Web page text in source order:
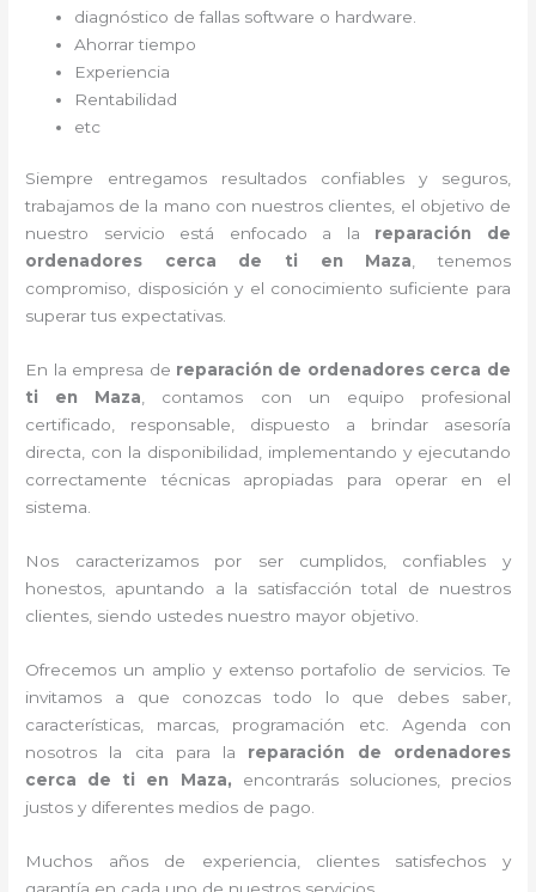
diagnóstico de fallas software o hardware
Ahorrar tiempo
Experiencia
Rentabilidad
etc
Siempre entregamos resultados confiables y seguros,
trabajamos de la mano con nuestros clientes, el objetivo de
nuestro servicio está enfocado a la reparación de
ordenadores cerca de ti en Maza , tenemos
compromiso, disposición y el conocimiento suficiente para
superar tus expectativas.
En la empresa de reparación de ordenadores cerca de
ti en Maza , contamos con un equipo profesional
certificado, responsable, dispuesto a brindar asesoría
directa, con la disponibilidad, implementando y ejecutando
correctamente técnicas apropiadas para operar en el
sistema.
Nos caracterizamos por ser cumplidos, confiables y
honestos, apuntando a la satisfacción total de nuestros
clientes, siendo ustedes nuestro mayor objetivo.
Ofrecemos un amplio y extenso portafolio de servicios. Te
invitamos a que conozcas todo lo que debes saber,
características, marcas, programación etc. Agenda con
nosotros la cita para la reparación de ordenadores
cerca de ti en Maza, encontrarás soluciones, precios
justos y diferentes medios de pago.
Muchos años de experiencia, clientes satisfechos y
garantía en cada uno de nuestros servicios.